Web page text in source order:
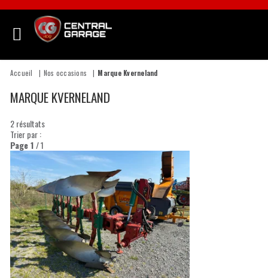
Accueil Nos occasions Marque Kverneland
MARQUE KVERNELAND
2 résultats
Trier par :
Page 1 / 1